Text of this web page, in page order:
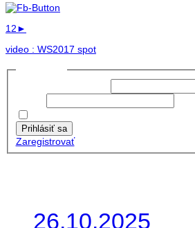
1 2►
video : WS2017 spot
Prihlásiť sa
Zaregistrovať
26.10.2025